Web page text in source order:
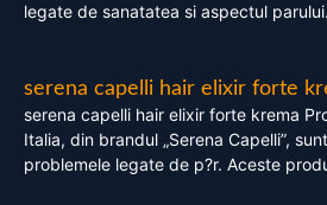
legate de sanatatea si aspectul
serena capelli hair elixir forte
serena capelli hair elixir forte krema
Italia, din brandul „Serena Capelli”,
problemele legate de p?r. Aceste